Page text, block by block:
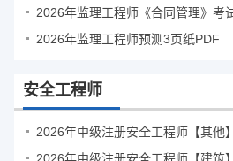
2026年监理工程师预测3页纸PDF
安全工程师